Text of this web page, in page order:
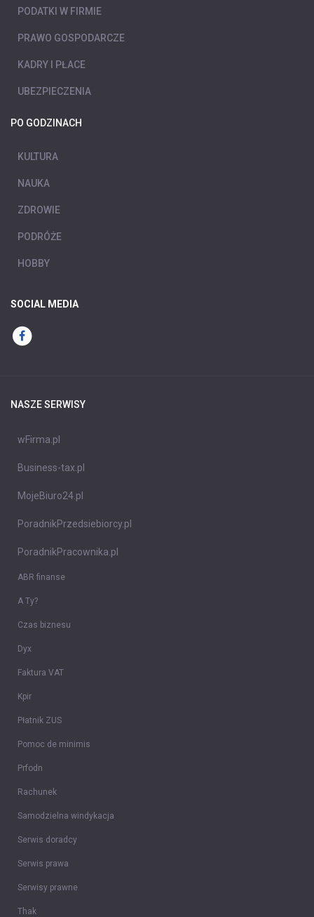
PODATKI W FIRMIE
PRAWO GOSPODARCZE
KADRY I PŁACE
UBEZPIECZENIA
PO GODZINACH
KULTURA
NAUKA
ZDROWIE
PODRÓŻE
HOBBY
SOCIAL MEDIA
NASZE SERWISY
wFirma.pl
Business-tax.pl
MojeBiuro24.pl
PoradnikPrzedsiebiorcy.pl
PoradnikPracownika.pl
ABR finanse
A Ty?
Czas biznesu
Dyx
Faktura VAT
Kpir
Płatnik ZUS
Pomoc de minimis
Prfodn
Rachunek
Samodzielna windykacja
Serwis doradcy
Serwis prawa
Serwisy prawne
Thak